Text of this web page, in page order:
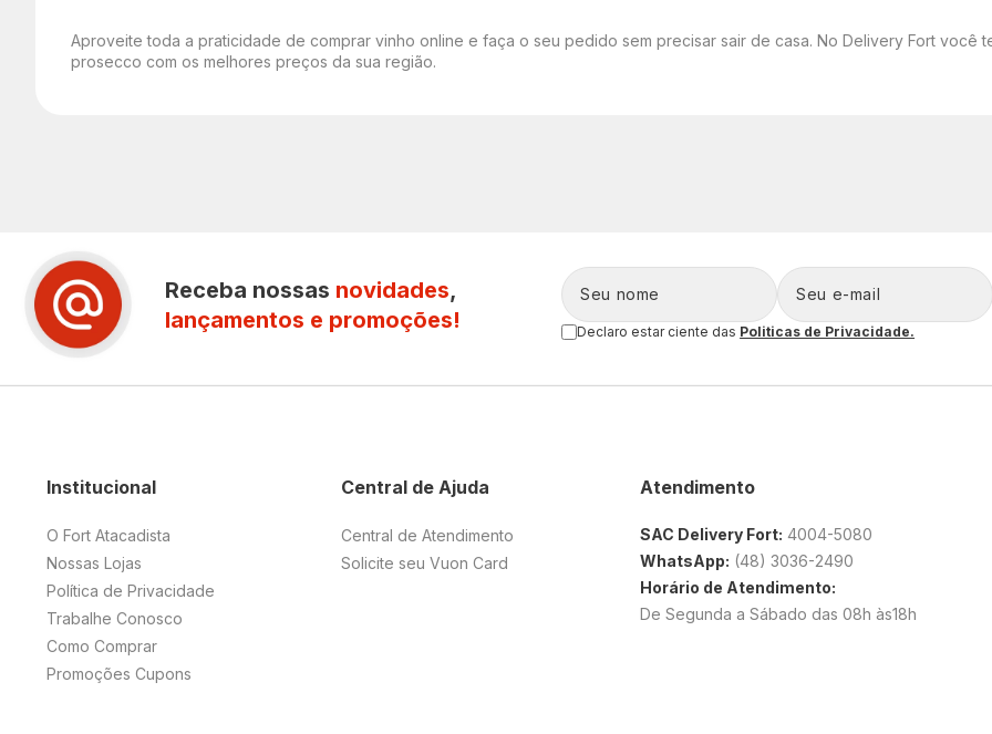
Aproveite toda a praticidade de comprar vinho online e faça o seu pedido sem precisar sair de casa. No Delivery Fort você
prosecco com os melhores preços da sua região.
Receba nossas novidades,
lançamentos e promoções!
Declaro estar ciente das Politicas de Privacidade.
Central de Ajuda
Central de Atendimento
Solicite seu Vuon Card
Institucional
O Fort Atacadista
Nossas Lojas
Política de Privacidade
Trabalhe Conosco
Como Comprar
Promoções Cupons
Atendimento
SAC Delivery Fort: 4004-5080
WhatsApp: (48) 3036-2490
Horário de Atendimento:
De Segunda a Sábado das 08h às18h